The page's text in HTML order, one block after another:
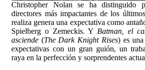
Christopher Nolan se ha distinguido
directores más impactantes de los
realiza genera una expectativa como
Spielberg o Zemeckis. Y Batman, el
asciende (The Dark Knight Rises) es
expectativas con un gran guión, un
raya en la perfección y sorprendentes